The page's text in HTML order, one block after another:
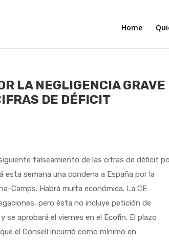
Home
LA NEGLIGENCIA GRAVE
DE DÉFICIT
falseamiento de las cifras de déficit
esta semana una condena a España por la
Camps. Habrá multa económica. La CE
pero ésta no incluye petición de
aprobará el viernes en el Ecofin. El plazo
el Consell incurrió como mínimo en